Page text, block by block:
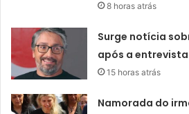
8 horas atrás
Surge notícia
após a
15 horas atrás
Namorada do